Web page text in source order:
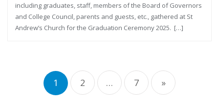
including graduates, staff, members of the Board of Governors
and College Council, parents and guests, etc., gathered at St
Andrew’s Church for the Graduation Ceremony 2025. […]
1 2 … 7 »